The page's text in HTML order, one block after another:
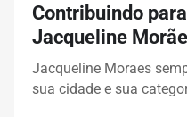
Contribuindo
Jacqueline
Jacqueline Moraes
sua cidade e sua